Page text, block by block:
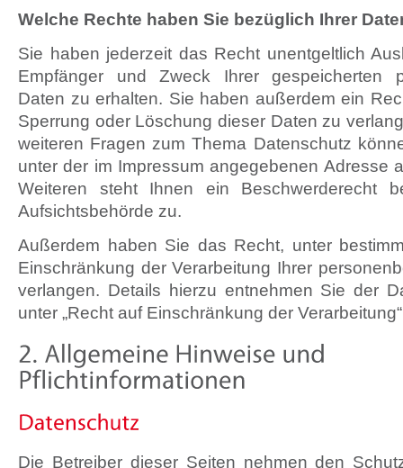
Welche Rechte haben Sie bezüglich Ihrer
Sie haben jederzeit das Recht unentgeltlich
Empfänger und Zweck Ihrer gespeicherten
Daten zu erhalten. Sie haben außerdem ein
Sperrung oder Löschung dieser Daten zu
weiteren Fragen zum Thema Datenschutz
unter der im Impressum angegebenen Adresse
Weiteren steht Ihnen ein Beschwerderecht
Aufsichtsbehörde zu.
Außerdem haben Sie das Recht, unter
Einschränkung der Verarbeitung Ihrer
verlangen. Details hierzu entnehmen Sie der
unter „Recht auf Einschränkung der
Die Betreiber dieser Seiten nehmen den